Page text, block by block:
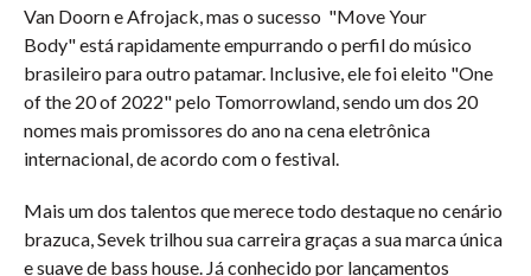
Van Doorn e Afrojack, mas o sucesso "Move Your
Body" está rapidamente empurrando o perfil do músico
brasileiro para outro patamar. Inclusive, ele foi eleito "One
of the 20 of 2022" pelo Tomorrowland, sendo um dos 20
nomes mais promissores do ano na cena eletrônica
internacional, de acordo com o festival.
Mais um dos talentos que merece todo destaque no cenário
brazuca, Sevek trilhou sua carreira graças a sua marca única
e suave de bass house. Já conhecido por lançamentos